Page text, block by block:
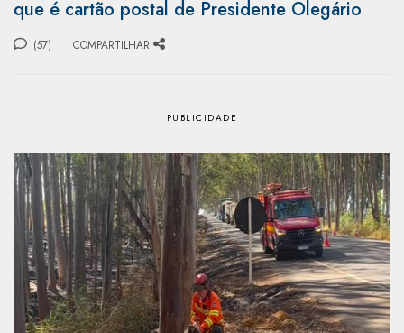
que é cartão postal de Presidente Olegário
(57) COMPARTILHAR